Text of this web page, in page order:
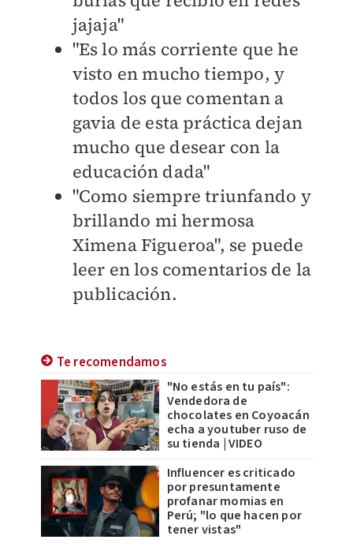
jajaja"
"Es lo más corriente que he
visto en mucho tiempo, y
todos los que comentan a
gavia de esta práctica dejan
mucho que desear con la
educación dada"
"Como siempre triunfando y
brillando mi hermosa
Ximena Figueroa", se puede
leer en los comentarios de la
publicación.
Te recomendamos
"No estás en tu país":
Vendedora de
chocolates en Coyoacán
echa a youtuber ruso de
su tienda | VIDEO
Influencer es criticado
por presuntamente
profanar momias en
Perú; "lo que hacen por
tener vistas"